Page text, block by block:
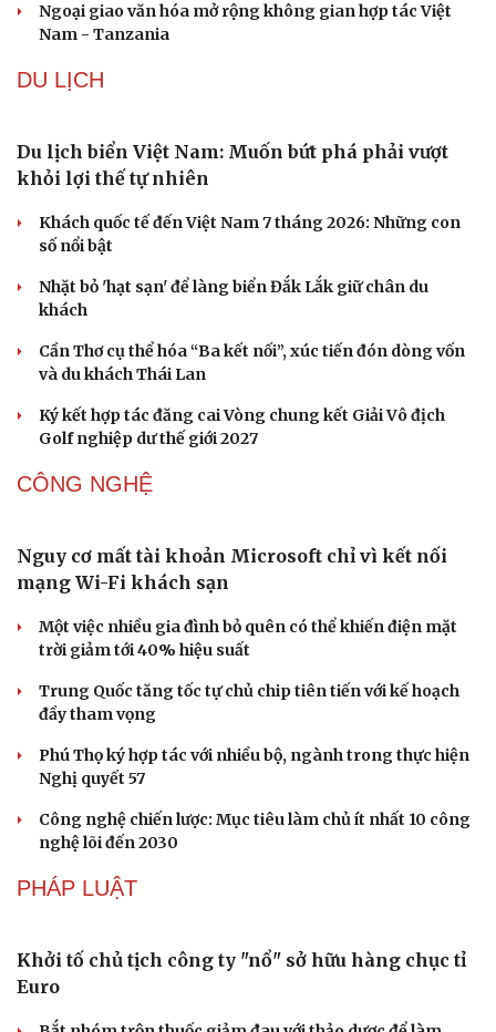
Văn hóa
Văn học
Giải trí
Ngoại giao văn hóa mở rộng không gian hợp tác Việt
Nam - Tanzania
DU LỊCH
Du lịch biển Việt Nam: Muốn bứt phá phải vượt
khỏi lợi thế tự nhiên
Khách quốc tế đến Việt Nam 7 tháng 2026: Những con
số nổi bật
Nhặt bỏ 'hạt sạn' để làng biển Đắk Lắk giữ chân du
khách
Cần Thơ cụ thể hóa “Ba kết nối”, xúc tiến đón dòng vốn
và du khách Thái Lan
Ký kết hợp tác đăng cai Vòng chung kết Giải Vô địch
Golf nghiệp dư thế giới 2027
CÔNG NGHỆ
Nguy cơ mất tài khoản Microsoft chỉ vì kết nối
mạng Wi-Fi khách sạn
Một việc nhiều gia đình bỏ quên có thể khiến điện mặt
trời giảm tới 40% hiệu suất
Trung Quốc tăng tốc tự chủ chip tiên tiến với kế hoạch
đầy tham vọng
Phú Thọ ký hợp tác với nhiều bộ, ngành trong thực hiện
Nghị quyết 57
Công nghệ chiến lược: Mục tiêu làm chủ ít nhất 10 công
nghệ lõi đến 2030
PHÁP LUẬT
Khởi tố chủ tịch công ty "nổ" sở hữu hàng chục tỉ
Euro